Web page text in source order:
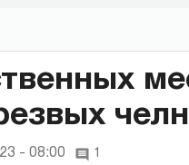
- 08:00 1